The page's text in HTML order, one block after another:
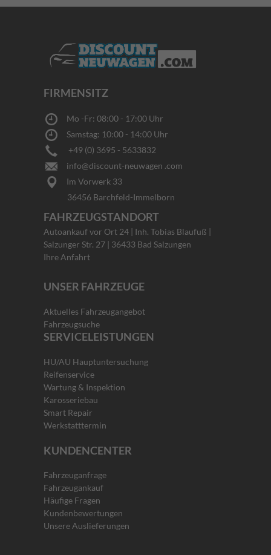
FIRMENSITZ
Mo -Fr: 08:00 - 17:00 Uhr
Samstag: 10:00 - 14:00 Uhr
+49 (0) 3695 - 5633832
info@discount-neuwagen .com
Im Vorwerk 33
36456 Barchfeld-Immelborn
FAHRZEUGSTANDORT
Autoankauf vor Ort 24 | Inh. Tobias Blaufuß |
Salzunger Str. 27 | 36433 Bad Salzungen
Ihre Anfahrt
UNSER FAHRZEUGE
Aktuelles Fahrzeugangebot
Fahrzeugsuche
SERVICELEISTUNGEN
HU/AU Hauptuntersuchung
Reifenservice
Wartung & Inspektion
Karosseriebau
Smart Repair
Werkstatttermin
KUNDENCENTER
Fahrzeuganfrage
Fahrzeugankauf
Häufige Fragen
Kundenbewertungen
Unsere Auslieferungen